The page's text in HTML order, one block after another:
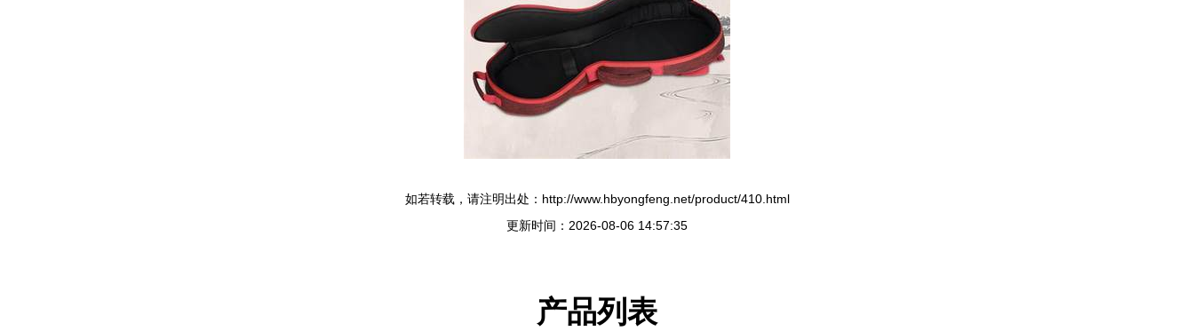
如若转载，请注明出处：http://www.hbyongfeng.net/product/410.html
更新时间：2026-08-06 14:57:35
产品列表